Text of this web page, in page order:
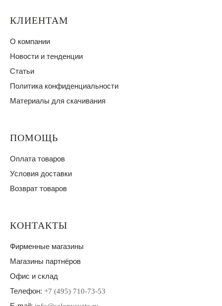
КЛИЕНТАМ
О компании
Новости и тенденции
Статьи
Политика конфиденциальности
Материалы для скачивания
ПОМОЩЬ
Оплата товаров
Условия доставки
Возврат товаров
КОНТАКТЫ
Фирменные магазины
Магазины партнёров
Офис и склад
Телефон: +7 (495) 710-73-53